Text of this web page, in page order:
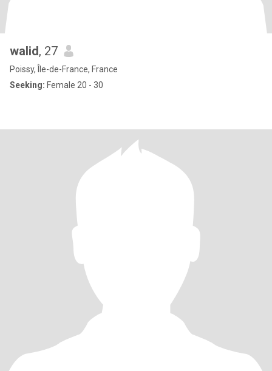
walid, 27
Poissy, Île-de-France, France
Seeking: Female 20 - 30